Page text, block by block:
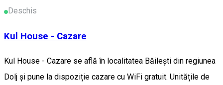
Deschis
Kul House - Cazare
Kul House - Cazare se află în localitatea Băileşti din regiunea
Dolj și pune la dispoziție cazare cu WiFi gratuit. Unitățile de